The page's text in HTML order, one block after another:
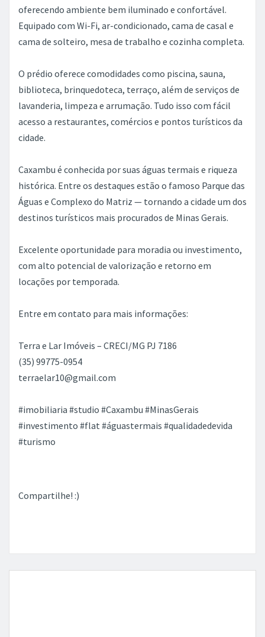
Observações
Site: www.tl.imb.br
Studio completo com 1 quarto, sala, cozinha, banheiro e
sacada, localizado em edifício com estrutura completa
de lazer e serviços no coração de Caxambu, MG.
O imóvel conta com decoração moderna e acolhedora,
Equipado com Wi-Fi, ar-condicionado, cama de casal e
cama de solteiro, mesa de trabalho e cozinha completa.
O prédio oferece comodidades como piscina, sauna,
lavanderia, limpeza e arrumação. Tudo isso com fácil
acesso a restaurantes, comércios e pontos turísticos da
cidade.
Caxambu é conhecida por suas águas termais e riqueza
Águas e Complexo do Matriz — tornando a cidade um dos
destinos turísticos mais procurados de Minas Gerais.
com alto potencial de valorização e retorno em
locações por temporada.
Terra e Lar Imóveis – CRECI/MG PJ 7186
#imobiliaria #studio #Caxambu #MinasGerais
#investimento #flat #águastermais #qualidadedevida